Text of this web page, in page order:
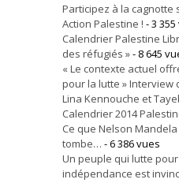
Participez à la cagnotte
Action Palestine ! - 3
Calendrier Palestine
des réfugiés »- 8 645
« Le contexte actuel
pour la lutte » Interview
Lina Kennouche et
Calendrier 2014
Ce que Nelson
tombe… - 6 386 vues
Un peuple qui lutte
indépendance est